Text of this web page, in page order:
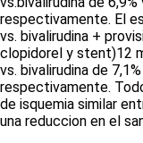
respectivamente. El
vs. bivalirudina +
clopidorel y stent)12
vs. bivalirudina de 7,1%
respectivamente.
de isquemia similar
una reduccion en el